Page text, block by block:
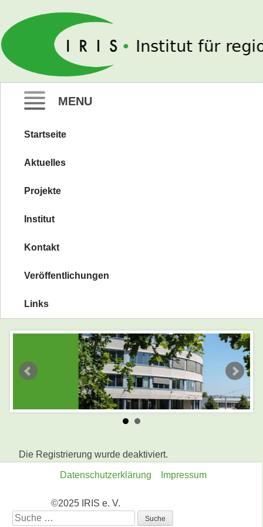
IRIS e. V.
MENU
Zum
springen
Startseite
Aktuelles
Projekte
Institut
Kontakt
Veröffentlichungen
Links
Die Registrierung wurde deaktiviert.
Datenschutzerklärung Impressum
©2025 IRIS e. V.
Suche